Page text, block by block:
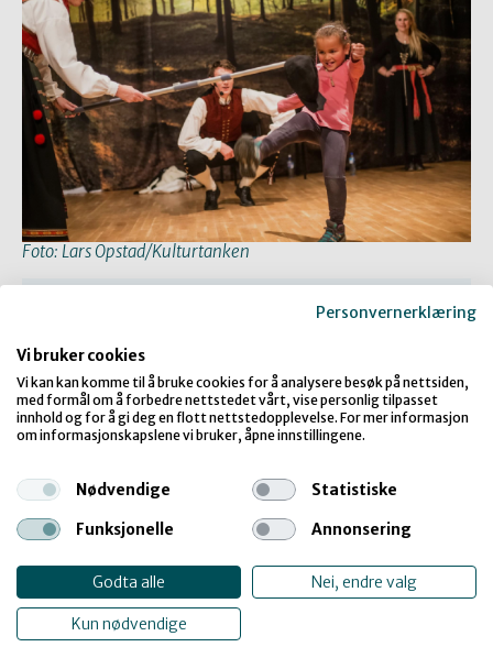
Foto: Lars Opstad/Kulturtanken
Fakta
Familiefestivalen Barnas verdsdagar blei
gong i 1999, som ein del av Oslo World Music
Festival (no Oslo World). Sidan den gong har
familiefestivalen vore eit fast punkt på
programmet. I Mangfoldsåret 2008 blei det
opna opp for at Barnas verdsdagar skulle
arrangerast òg i andre delar av landet, og no blir
Personvernerklæring
Vi bruker cookies
Vi kan kan komme til å bruke cookies for å analysere besøk på nettsiden,
med formål om å forbedre nettstedet vårt, vise personlig tilpasset
innhold og for å gi deg en flott nettstedopplevelse. For mer informasjon
om informasjonskapslene vi bruker, åpne innstillingene.
Nødvendige
Statistiske
Funksjonelle
Annonsering
Godta alle Nei, endre valg
Kun nødvendige